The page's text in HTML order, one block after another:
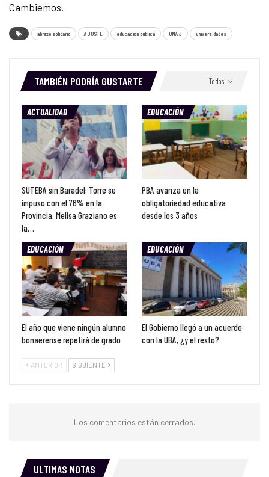
Cambiemos.
abrazo solidario AJUSTE educacion publica UNAJ universidades
Todas
TAMBIÉN PODRÍA GUSTARTE
ACTUALIDAD
SUTEBA sin Baradel: Torre se
impuso con el 76% en la
Provincia. Melisa Graziano es
la…
EDUCACIÓN
PBA avanza en la
obligatoriedad educativa
desde los 3 años
EDUCACIÓN
El año que viene ningún alumno
bonaerense repetirá de grado
EDUCACIÓN
El Gobierno llegó a un acuerdo
con la UBA, ¿y el resto?
ANTERIOR SIGUIENTE
Los comentarios están cerrados.
ULTIMAS NOTAS